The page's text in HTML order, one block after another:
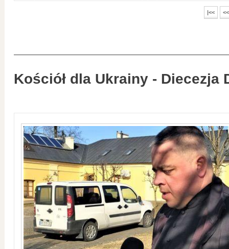
|<< <<
Kościół dla Ukrainy - Diecezja